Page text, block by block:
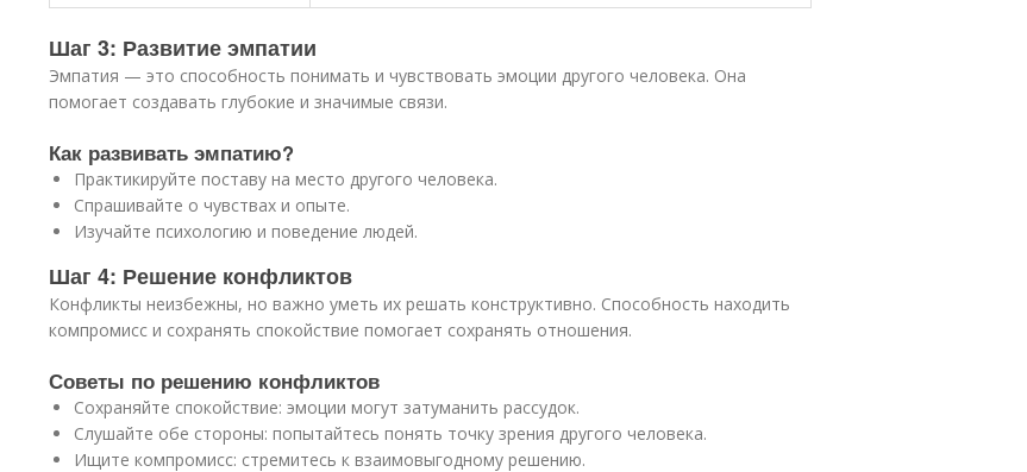
Шаг 3: Развитие эмпатии
Эмпатия — это способность понимать и чувствовать эмоции другого человека. Она
помогает создавать глубокие и значимые связи.
Как развивать эмпатию?
Практикируйте поставу на место другого человека.
Спрашивайте о чувствах и опыте.
Изучайте психологию и поведение людей.
Шаг 4: Решение конфликтов
Конфликты неизбежны, но важно уметь их решать конструктивно. Способность находить
компромисс и сохранять спокойствие помогает сохранять отношения.
Советы по решению конфликтов
Сохраняйте спокойствие: эмоции могут затуманить рассудок.
Слушайте обе стороны: попытайтесь понять точку зрения другого человека.
Ищите компромисс: стремитесь к взаимовыгодному решению.